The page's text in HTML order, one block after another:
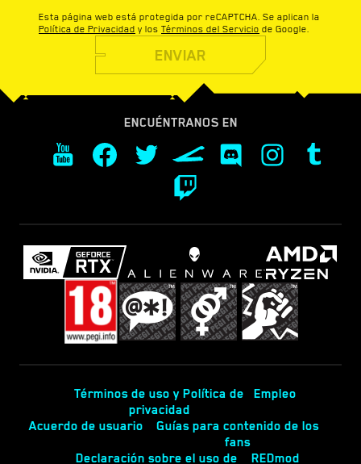
Esta página web está protegida por reCAPTCHA. Se aplican la
Política de Privacidad y los Términos del Servicio de Google.
ENVIAR
ENCUÉNTRANOS EN
Términos de uso y Política de
privacidad
Empleo
Acuerdo de usuario
Guías para contenido de los
fans
Declaración sobre el uso de
REDmod